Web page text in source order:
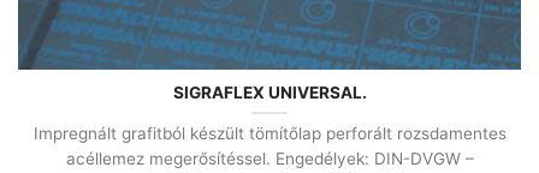
SIGRAFLEX UNIVERSAL.
Impregnált grafitból készült tömítőlap perforált rozsdamentes
acéllemez megerősítéssel. Engedélyek: DIN-DVGW –